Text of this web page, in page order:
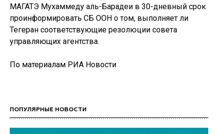
МАГАТЭ Мухаммеду аль-Барадеи в 30-дневный срок
проинформировать СБ ООН о том, выполняет ли
Тегеран соответствующие резолюции совета
управляющих агентства.
По материалам РИА Новости
ПОПУЛЯРНЫЕ НОВОСТИ